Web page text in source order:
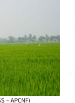
– APCNF)